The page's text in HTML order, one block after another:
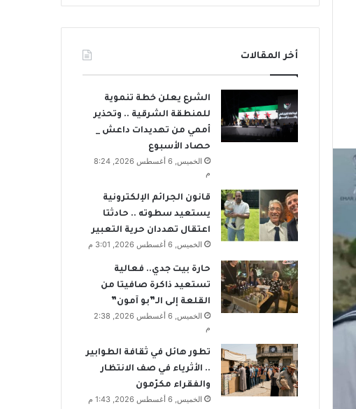
أخر المقالات
الشرع يعلن خطة تنموية
للمنطقة الشرقية .. وتحذير
أممي من تهديدات داعش _
حصاد الأسبوع
الخميس, 6 أغسطس 2026, 8:24
م
قانون الجرائم الإلكترونية
يستعيد سطوته .. حادثتا
اعتقال تهددان حرية التعبير
الخميس, 6 أغسطس 2026, 3:01 م
حارة بيت جدي.. فعالية
تستعيد ذاكرة صافيتا من
القلعة إلى الـ”بو آمون”
الخميس, 6 أغسطس 2026, 2:38
م
تطور هائل في ثقافة الطوابير
.. الأثرياء في صف الانتظار
والفقراء مكرّمون
الخميس, 6 أغسطس 2026, 1:43 م